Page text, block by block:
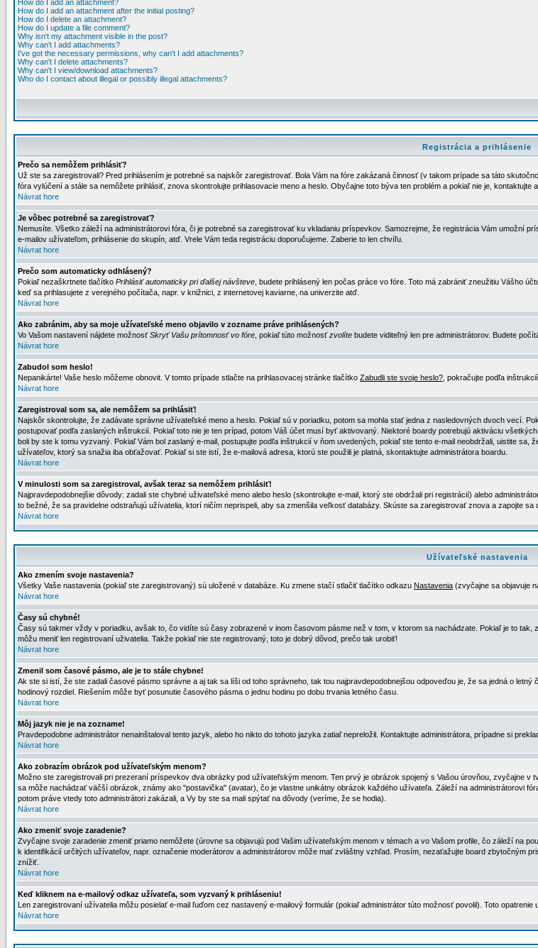
How do I add an attachment?
How do I add an attachment after the initial posting?
How do I delete an attachment?
How do I update a file comment?
Why isn't my attachment visible in the post?
Why can't I add attachments?
I've got the necessary permissions, why can't I add attachments?
Why can't I delete attachments?
Why can't I view/download attachments?
Who do I contact about illegal or possibly illegal attachments?
Registrácia a prihlásenie
Prečo sa nemôžem prihlásiť?
Už ste sa zaregistrovali? Pred prihlásením je potrebné sa najskôr zaregistrovať. Bola Vám na fóre zakázaná činnosť (v takom prípade sa táto
fóra vylúčení a stále sa nemôžete prihlásiť, znova skontrolujte prihlasovacie meno a heslo. Obyčajne toto býva ten problém a pokiaľ nie je, kontaktujte
Návrat hore
Je vôbec potrebné sa zaregistrovať?
Nemusíte. Všetko záleží na administrátorovi fóra, či je potrebné sa zaregistrovať ku vkladaniu príspevkov. Samozrejme, že registrácia Vám umožní
e-mailov užívateľom, prihlásenie do skupín, atď. Vrele Vám teda registráciu doporučujeme. Zaberie to len chvíľu.
Návrat hore
Prečo som automaticky odhlásený?
Pokiaľ nezaškrtnete tlačítko Prihlásiť automaticky pri ďalšej návšteve , budete prihlásený len počas práce vo fóre. Toto má zabrániť zneužitiu Vášho
keď sa prihlasujete z verejného počítača, napr. v knižnici, z internetovej kaviarne, na univerzite atď.
Návrat hore
Ako zabránim, aby sa moje užívateľské meno objavilo v zozname práve prihlásených?
Vo Vašom nastavení nájdete možnosťSkryť Vašu prítomnosť vo fóre , pokiaľ túto možnosťzvolíte budete viditeľný len pre administrátorov. Budete
Návrat hore
Zabudol som heslo!
Nepanikárte! Vaše heslo môžeme obnovit. V tomto prípade stlačte na prihlasovacej stránke tlačítko Zabudli ste svoje heslo? , pokračujte podľa
Návrat hore
Zaregistroval som sa, ale nemôžem sa prihlásiť!
Najskôr skontrolujte, že zadávate správne užívateľské meno a heslo. Pokiaľ sú v poriadku, potom sa mohla stať jedna z nasledovných dvoch vecí.
postupovať podľa zaslaných inštrukcií. Pokiaľ toto nie je ten prípad, potom Váš účet musí byť aktivovaný. Niektoré boardy potrebujú aktiváciu
boli by ste k tomu vyzvaný. Pokiaľ Vám bol zaslaný e-mail, postupujte podľa inštrukcií v ňom uvedených, pokiaľ ste tento e-mail neobdržali, uistite
užívateľov, ktorý sa snažia iba obťažovať. Pokiaľ si ste istí, že e-mailová adresa, ktorú ste použili je platná, skontaktujte administrátora boardu.
Návrat hore
V minulosti som sa zaregistroval, avšak teraz sa nemôžem prihlásiť!
Najpravdepodobnejšie dôvody: zadali ste chybné uživateľské meno alebo heslo (skontrolujte e-mail, ktorý ste obdržali pri registrácií) alebo
to bežné, že sa pravidelne odstraňujú užívatelia, ktorí ničím neprispeli, aby sa zmenšila veľkosť databázy. Skúste sa zaregistrovať znova a zapojte sa
Návrat hore
Užívateľské nastavenia
Ako zmením svoje nastavenia?
Všetky Vaše nastavenia (pokiaľ ste zaregistrovaný) sú uložené v databáze. Ku zmene stačí stlačiť tlačítko odkazu Nastavenia (zvyčajne sa objavuje
Návrat hore
Časy sú chybné!
Časy sú takmer vždy v poriadku, avšak to, čo vidíte sú časy zobrazené v inom časovom pásme než v tom, v ktorom sa nachádzate. Pokiaľ je to
môžu meniť len registrovaní uživatelia. Takže pokiaľ nie ste registrovaný, toto je dobrý dôvod, prečo tak urobiť!
Návrat hore
Zmenil som časové pásmo, ale je to stále chybne!
Ak ste si istí, že ste zadali časové pásmo správne a aj tak sa líši od toho správneho, tak tou najpravdepodobnejšou odpoveďou je, že sa jedná o
hodinový rozdiel. Riešením môže byť posunutie časového pásma o jednu hodinu po dobu trvania letného času.
Návrat hore
Môj jazyk nie je na zozname!
Pravdepodobne administrátor nenainštaloval tento jazyk, alebo ho nikto do tohoto jazyka zatiaľ nepreložil. Kontaktujte administrátora, prípadne si
Návrat hore
Ako zobrazím obrázok pod užívateľským menom?
Možno ste zaregistrovali pri prezeraní príspevkov dva obrázky pod užívateľským menom. Ten prvý je obrázok spojený s Vašou úrovňou, zvyčajne
sa môže nachádzať väčší obrázok, známy ako "postavička" (avatar), čo je vlastne unikátny obrázok každého užívateľa. Záleží na administrátorovi
potom práve vtedy toto administrátori zakázali, a Vy by ste sa mali spýtať na dôvody (veríme, že se hodia).
Návrat hore
Ako zmeniť svoje zaradenie?
Zvyčajne svoje zaradenie zmeniť priamo nemôžete (úrovne sa objavujú pod Vašim užívateľským menom v témach a vo Vašom profile, čo záleží na
k identifikácií určitých užívateľov, napr. označenie moderátorov a administrátorov môže mať zvláštny vzhľad. Prosím, nezaťažujte board zbytočným
znížiť.
Návrat hore
Keď kliknem na e-mailový odkaz užívateľa, som vyzvaný k prihláseniu!
Len zaregistrovaní užívatelia môžu posielať e-mail ľuďom cez nastavený e-mailový formulár (pokiaľ administrátor túto možnosť povolil). Toto
Návrat hore